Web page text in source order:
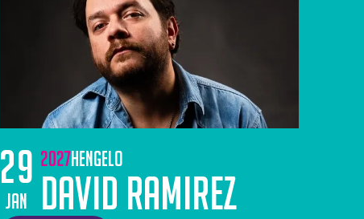
29
jan
2027Hengelo
David Ramirez